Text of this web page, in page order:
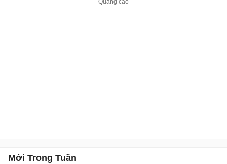
Mới Trong Tuần